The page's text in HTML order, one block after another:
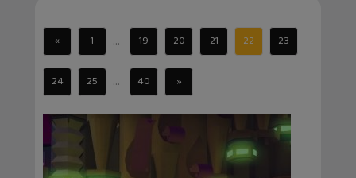
« 1 ... 19 20 21 22 23
24 25 ... 40 »